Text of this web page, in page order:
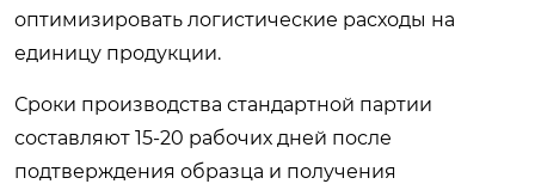
оптимизировать логистические расходы на
единицу продукции.
Сроки производства стандартной партии
составляют 15-20 рабочих дней после
подтверждения образца и получения